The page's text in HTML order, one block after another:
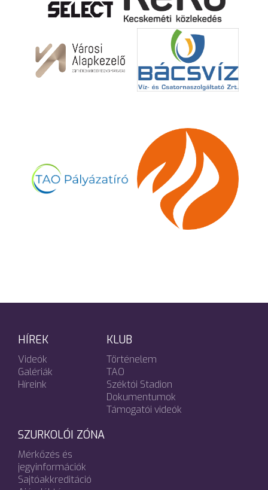
HÍREK
Videók
Galériák
Híreink
KLUB
Történelem
TAO
Széktói Stadion
Dokumentumok
Támogatói videók
SZURKOLÓI ZÓNA
Mérkőzés és
jegyinformációk
Sajtóakkreditáció